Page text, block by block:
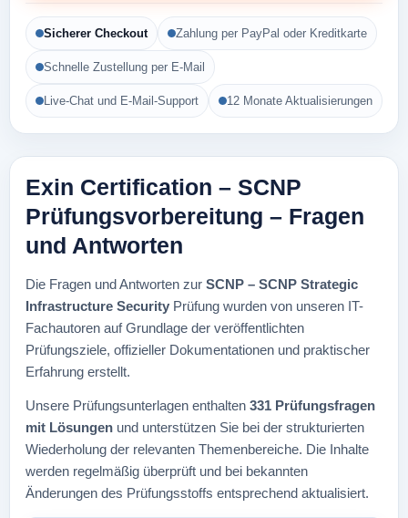
Sicherer Checkout Zahlung per PayPal oder Kreditkarte
Schnelle Zustellung per E-Mail
Live-Chat und E-Mail-Support 12 Monate Aktualisierungen
Exin Certification – SCNP
Prüfungsvorbereitung – Fragen
und Antworten
Die Fragen und Antworten zur SCNP – SCNP Strategic
Infrastructure Security Prüfung wurden von unseren IT-
Fachautoren auf Grundlage der veröffentlichten
Prüfungsziele, offizieller Dokumentationen und praktischer
Erfahrung erstellt.
Unsere Prüfungsunterlagen enthalten 331 Prüfungsfragen
mit Lösungen und unterstützen Sie bei der strukturierten
Wiederholung der relevanten Themenbereiche. Die Inhalte
werden regelmäßig überprüft und bei bekannten
Änderungen des Prüfungsstoffs entsprechend aktualisiert.